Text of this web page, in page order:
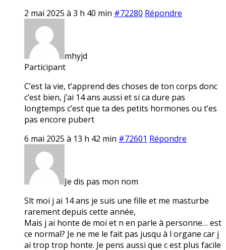
2 mai 2025 à 3 h 40 min #72280 Répondre
mhyjd
Participant
C’est la vie, t’apprend des choses de ton corps donc
c’est bien, j’ai 14 ans aussi et si ca dure pas
longtemps c’est que ta des petits hormones ou t’es
pas encore pubert
6 mai 2025 à 13 h 42 min #72601 Répondre
Je dis pas mon nom
Slt moi j ai 14 ans je suis une fille et me masturbe
rarement depuis cette année,
Mais j ai honte de moi et n en parle à personne… est
ce normal? Je ne me le fait pas jusqu à l organe car j
ai trop trop honte. Je pens aussi que c est plus facile